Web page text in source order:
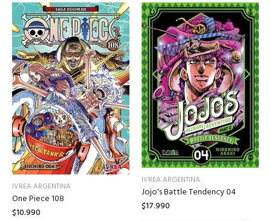
IVREA ARGENTINA
One Piece 108
$10.990
IVREA ARGENTINA
Jojo's Battle Tendency 04
$17.990